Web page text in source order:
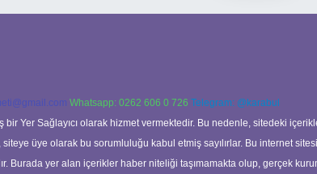
Whatsapp: 0262 606 0 726 Telegram: @karabul
Yer Sağlayıcı olarak hizmet vermektedir. Bu nedenle, sitedeki
üye olarak bu sorumluluğu kabul etmiş sayılırlar. Bu internet
Burada yer alan içerikler haber niteliği taşımamakta olup, gerçek